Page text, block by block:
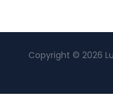
Copyright © 2026